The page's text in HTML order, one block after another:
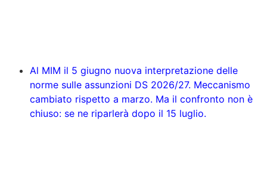
Al MIM il 5 giugno nuova interpretazione delle
norme sulle assunzioni DS 2026/27. Meccanismo
cambiato rispetto a marzo. Ma il confronto non è
chiuso: se ne riparlerà dopo il 15 luglio.